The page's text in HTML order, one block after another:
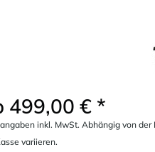
499,00 € *
inkl. MwSt. Abhängig von
variieren.